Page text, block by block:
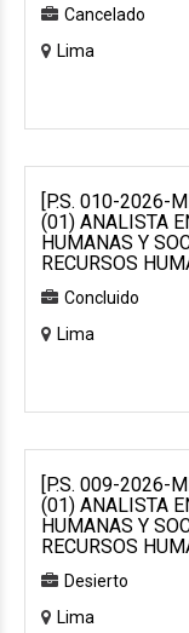
Cancelado
Lima
[P.S. 010-2026-
(01) ANALISTA
HUMANAS Y
RECURSOS
Concluido
Lima
[P.S. 009-2026-
(01) ANALISTA
HUMANAS Y
RECURSOS
Desierto
Lima